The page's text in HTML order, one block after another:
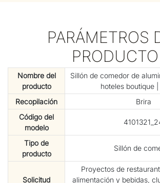
PARÁMETROS
PRODUCTO
Nombre del
producto
Sillón de comedor de
hoteles boutique
Recopilación
Brira
Código del
modelo
Tipo de
producto
Sillón de
Solicitud
Proyectos de
alimentación y bebidas,